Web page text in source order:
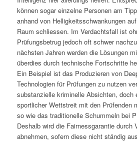
können sogar einzelne Personen am
anhand von Helligkeitsschwankungen
Raum schliessen. Im Verdachtsfall ist
Prüfungsbetrug jedoch oft schwer
nächsten Jahren werden die Lösungen
überdies durch technische Fortschritte
Ein Beispiel ist das Produzieren von
Technologien für Prüfungen zu nutzen
substanzielle kriminelle Absichten, doch
sportlicher Wettstreit mit den Prüfenden
so wie das traditionelle Schummeln bei
Deshalb wird die Fairnessgarantie durch
abnehmen, sofern diese nicht ständig